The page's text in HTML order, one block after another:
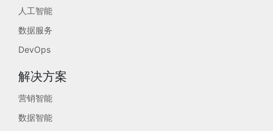
人工智能
数据服务
DevOps
解决方案
营销智能
数据智能